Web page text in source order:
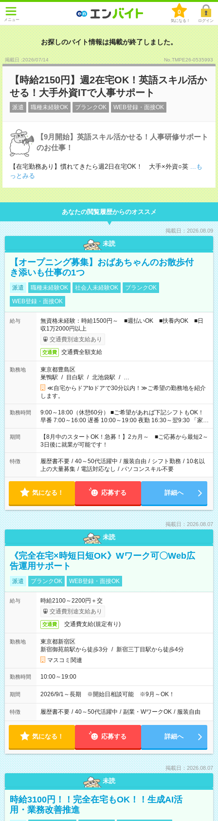
メニュー
0
気になる！ ログイン
お探しのバイト情報は掲載が終了しました。
掲載日 :2026/07/14 No.TMPE26-0535993
【時給2150円】週2在宅OK！英語スキル活か
せる！大手外資ITで人事サポート
派遣 職種未経験OK ブランクOK WEB登録・面接OK
【9月開始】英語スキル活かせる！人事研修サポート
のお仕事！
【在宅勤務あり】慣れてきたら週2日在宅OK！ 大手×外資○英 ...も
っとみる
あなたの閲覧履歴からのオススメ
掲載日：2026.08.09
未読
【オープニング募集】おばあちゃんのお散歩付
き添いも仕事の1つ
派遣 職種未経験OK 社会人未経験OK
ブランクOK
WEB登録・面接OK
給与
無資格未経験：時給1500円～ ■週払いOK ■扶養内OK ■日
収1万2000円以上
交通費別途支給あり
交通費 交通費全額支給
勤務地
東京都豊島区
巣鴨駅 / 目白駅 / 北池袋駅 / …
≪自宅からドアtoドアで30分以内！≫ご希望の勤務地を紹介
します。
勤務時間
9:00～18:00（休憩60分） ■ご希望があれば下記シフトもOK！
早番 7:00～16:00 遅番 10:00～19:00 夜勤 16:30～翌9:30 「家族
と休みを合わせたい」 「余裕を持って夕飯の準備がしたい」
「できれば残業はしたくない」 など、ご希望を教えてください
ね。 ※Wワーク希望の方へ 今ご覧のお仕事で希望する勤務時間
と、もう1つのお仕事の勤務時間。 合計で週40時間を超える場
合は応募できません。
期間
【8月中のスタートOK！急募！】2カ月～ ■ご応募から最短2～
3日後に就業が可能です！
特徴 履歴書不要 / 40～50代活躍中 / 服装自由 / シフト勤務 / 10名以
上の大量募集 / 電話対応なし / パソコンスキル不要
気になる！ 応募する 詳細へ
掲載日：2026.08.07
未読
《完全在宅×時短日短OK》Wワーク可〇Web広
告運用サポート
派遣 ブランクOK WEB登録・面接OK
給与
時給2100～2200円＋交
交通費別途支給あり
交通費 交通費支給(規定有り)
勤務地
東京都新宿区
新宿御苑前駅から徒歩3分 / 新宿三丁目駅から徒歩4分
マスコミ関連
勤務時間 10:00～19:00
期間 2026/9/1～長期 ※開始日相談可能 ※9月～OK！
特徴 履歴書不要 / 40～50代活躍中 / 副業・WワークOK / 服装自由
気になる！ 応募する 詳細へ
掲載日：2026.08.07
未読
時給3100円！！完全在宅もOK！！生成AI活
用・業務改善推進